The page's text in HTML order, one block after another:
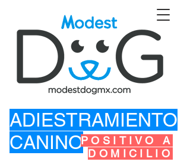
ADIESTRAMIENTO
CANINOPOSITIVO A
DOMICILIO